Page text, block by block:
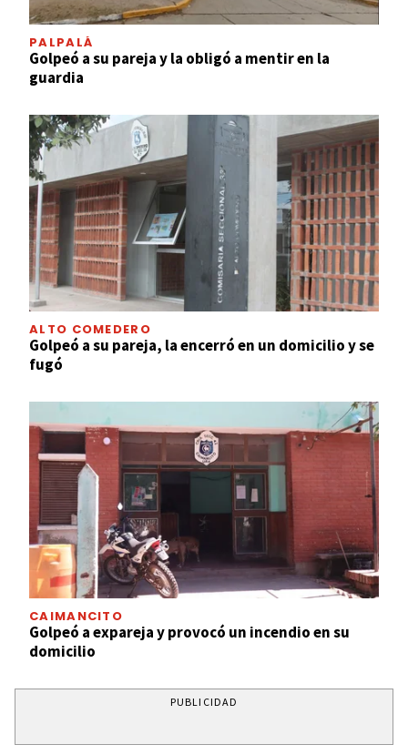
PALPALÁ
Golpeó a su pareja y la obligó a mentir en la
guardia
ALTO COMEDERO
Golpeó a su pareja, la encerró en un domicilio y se
fugó
CAIMANCITO
Golpeó a expareja y provocó un incendio en su
domicilio
PUBLICIDAD